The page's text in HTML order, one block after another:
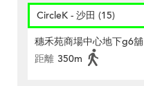
CircleK - 沙田 (15)
穗禾苑商場中心地下g6舖
距離 350m